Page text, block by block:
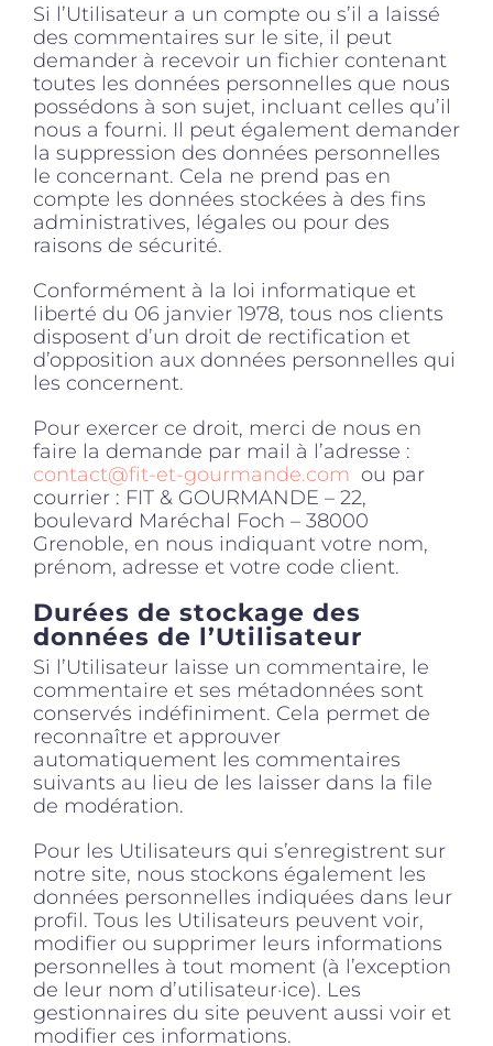
Si l’Utilisateur a un compte ou s’il a laissé
des commentaires sur le site, il peut
demander à recevoir un fichier contenant
toutes les données personnelles que nous
possédons à son sujet, incluant celles qu’il
nous a fourni. Il peut également demander
la suppression des données personnelles
le concernant. Cela ne prend pas en
compte les données stockées à des fins
administratives, légales ou pour des
raisons de sécurité.
Conformément à la loi informatique et
liberté du 06 janvier 1978, tous nos clients
disposent d’un droit de rectification et
d’opposition aux données personnelles qui
les concernent.
Pour exercer ce droit, merci de nous en
faire la demande par mail à l’adresse :
contact@fit-et-gourmande.com ou par
courrier : FIT & GOURMANDE – 22,
boulevard Maréchal Foch – 38000
Grenoble, en nous indiquant votre nom,
prénom, adresse et votre code client.
Durées de stockage des
données de l’Utilisateur
Si l’Utilisateur laisse un commentaire, le
commentaire et ses métadonnées sont
conservés indéfiniment. Cela permet de
reconnaître et approuver
automatiquement les commentaires
suivants au lieu de les laisser dans la file
de modération.
Pour les Utilisateurs qui s’enregistrent sur
notre site, nous stockons également les
données personnelles indiquées dans leur
profil. Tous les Utilisateurs peuvent voir,
modifier ou supprimer leurs informations
personnelles à tout moment (à l’exception
de leur nom d’utilisateur·ice). Les
gestionnaires du site peuvent aussi voir et
modifier ces informations.